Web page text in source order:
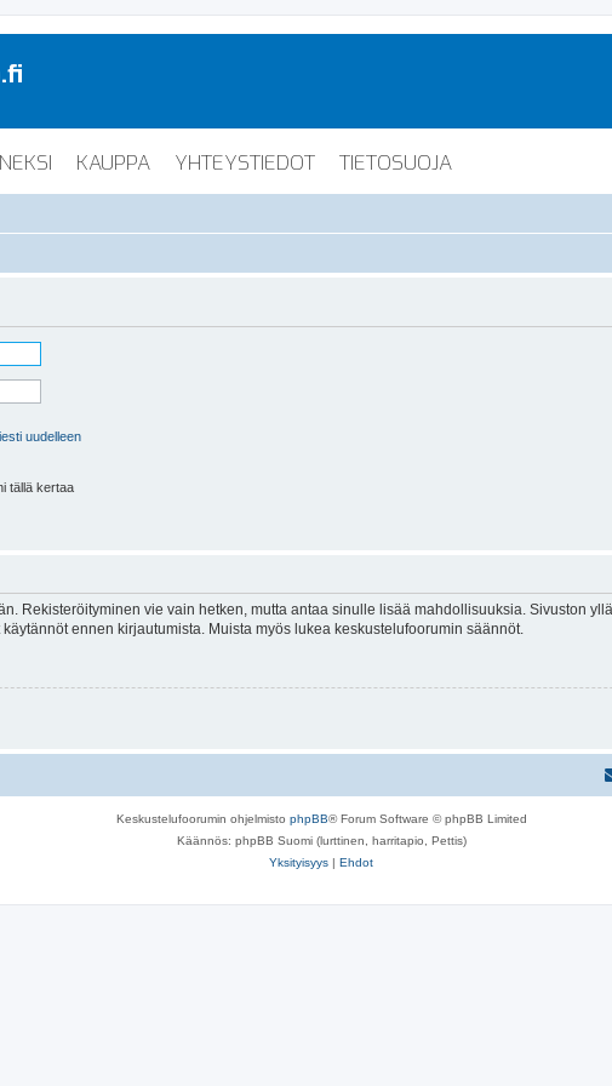
KAUPPA YHTEYSTIEDOT TIETOSUOJA
uudelleen
tällä kertaa
Rekisteröityminen vie vain hetken, mutta antaa sinulle lisää mahdollisuuksia. Sivuston
ennen kirjautumista. Muista myös lukea keskustelufoorumin säännöt.
Keskustelufoorumin ohjelmisto phpBB® Forum Software © phpBB Limited
Käännös: phpBB Suomi (lurttinen, harritapio, Pettis)
Yksityisyys | Ehdot